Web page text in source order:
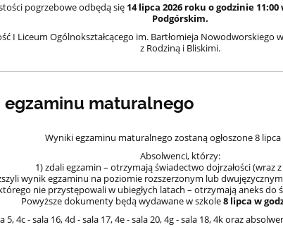
pogrzebowe odbędą się 14 lipca 2026 roku o godzinie
Podgórskim.
I Liceum Ogólnokształcącego im. Bartłomieja Nowodworskiego
z Rodziną i Bliskimi.
egzaminu maturalnego
Wyniki egzaminu maturalnego zostaną ogłoszone 8
Absolwenci, którzy:
1) zdali egzamin – otrzymają świadectwo dojrzałości (wraz
wynik egzaminu na poziomie rozszerzonym lub
nie przystępowali w ubiegłych latach – otrzymają aneks do
Powyższe dokumenty będą wydawane w szkole8 lipca w
5, 4c - sala 16, 4d - sala 17, 4e - sala 20, 4g - sala 18, 4k oraz